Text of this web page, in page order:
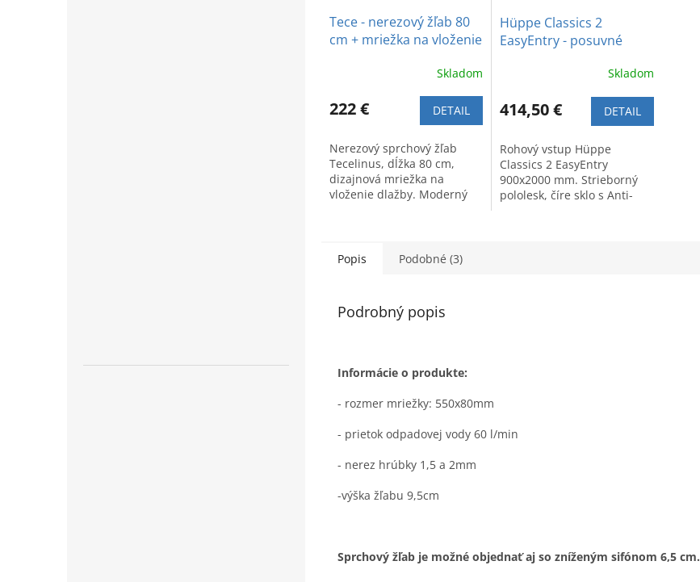
Tece - nerezový žľab 80
cm + mriežka na vloženie
Skladom
222 € DETAIL
Nerezový sprchový žľab
Tecelinus, dĺžka 80 cm,
dizajnová mriežka na
vloženie dlažby. Moderný
Hüppe Classics 2
EasyEntry - posuvné
dielny (1/2) 90 x 200 cm,
Skladom
414,50 € DETAIL
Rohový vstup Hüppe
Classics 2 EasyEntry
900x2000 mm. Strieborný
pololesk, číre sklo s Anti-
Popis
Podobné (3)
Podrobný popis
Informácie o produkte:
- rozmer mriežky: 550x80mm
- prietok odpadovej vody 60 l/min
- nerez hrúbky 1,5 a 2mm
-výška žľabu 9,5cm
Sprchový žľab je možné objednať aj so zníženým sifónom 6,5 cm.